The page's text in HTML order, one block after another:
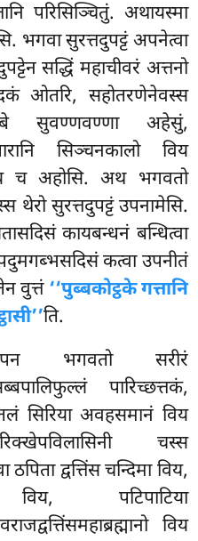
परिसिञ्चितुं. अथायस्मा
भगवा सुरत्तदुपट्टं अपनेत्वा
सद्धिं महाचीवरं अत्तनो
ओतरि, सहोतरणेनेवस्स
सुवण्णवण्णा अहेसुं,
सिञ्चनकालो विय
च अहोसि. अथ भगवतो
थेरो सुरत्तदुपट्टं उपनामेसि.
कायबन्धनं बन्धित्वा
कत्वा उपनीतं
वुत्तं ‘‘पुब्बकोट्ठके गत्तानि
ति.
भगवतो सरीरं
पारिच्छत्तकं,
सिरिया अवहसमानं विय
चस्स
द्वत्तिंस चन्दिमा विय,
पटिपाटिया
विय